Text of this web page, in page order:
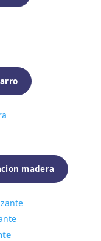
madera